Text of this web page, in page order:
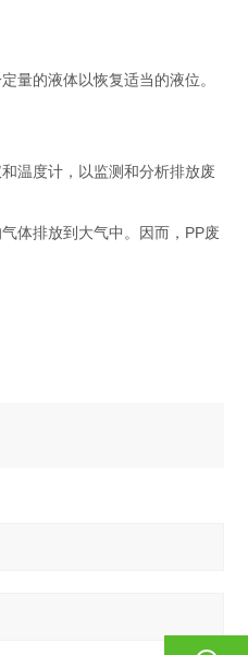
量的液体以恢复适当的液位。
温度计，以监测和分析排放废
体排放到大气中。因而，PP废